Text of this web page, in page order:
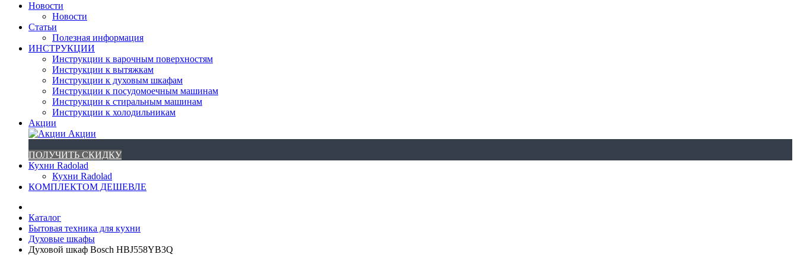
Новости
Новости
Статьи
Полезная информация
ИНСТРУКЦИИ
Инструкции к варочным поверхностям
Инструкции к вытяжкам
Инструкции к духовым шкафам
Инструкции к посудомоечным машинам
Инструкции к стиральным машинам
Инструкции к холодильникам
Акции
Акции
ПОЛУЧИТЬ СКИДКУ
Кухни Radolad
Кухни Radolad
КОМПЛЕКТОМ ДЕШЕВЛЕ
Каталог
Бытовая техника для кухни
Духовые шкафы
Духовой шкаф Bosch HBJ558YB3Q